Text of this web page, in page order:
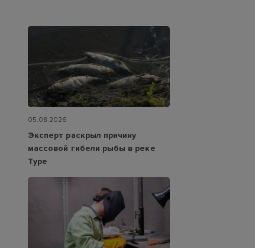
05.08.2026
Эксперт раскрыл причину
массовой гибели рыбы в реке
Туре